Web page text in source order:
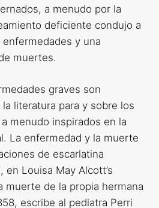
a menudo por la
deficiente condujo a
y una
muertes.
graves son
literatura para y sobre los
menudo inspirados en la
La enfermedad y la muerte
de escarlatina
Louisa May Alcott’s
muerte de la propia hermana
escribe al pediatra Perri